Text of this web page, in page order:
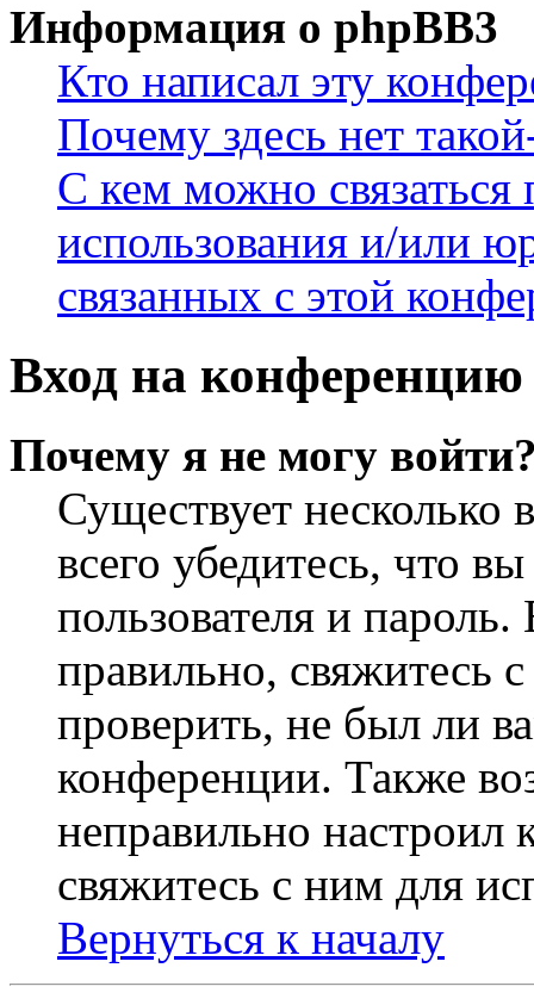
Информация о phpBB3
Кто написал эту
Почему здесь нет
С кем можно связаться
использования и/или
связанных с этой
Вход на конференцию
Почему я не могу
Существует
всего убедитесь, что
пользователя и
правильно, свяжитесь
проверить, не был ли
конференции. Также
неправильно
свяжитесь с ним для
Вернуться к началу